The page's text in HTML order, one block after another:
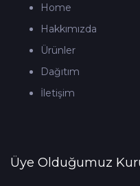
Home
Hakkımızda
Ürünler
Dağıtım
İletişim
Üye Olduğumuz